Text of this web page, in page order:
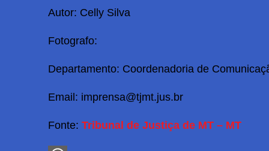
Autor: Celly Silva
Fotografo:
Departamento: Coordenadoria de
Email: imprensa@tjmt.jus.br
Fonte: Tribunal de Justiça de MT – MT